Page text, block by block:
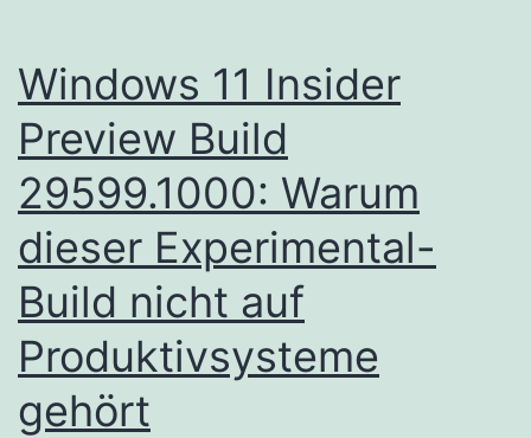
Windows 11 Insider
Preview Build
29599.1000: Warum
dieser Experimental-
Build nicht auf
Produktivsysteme
gehört